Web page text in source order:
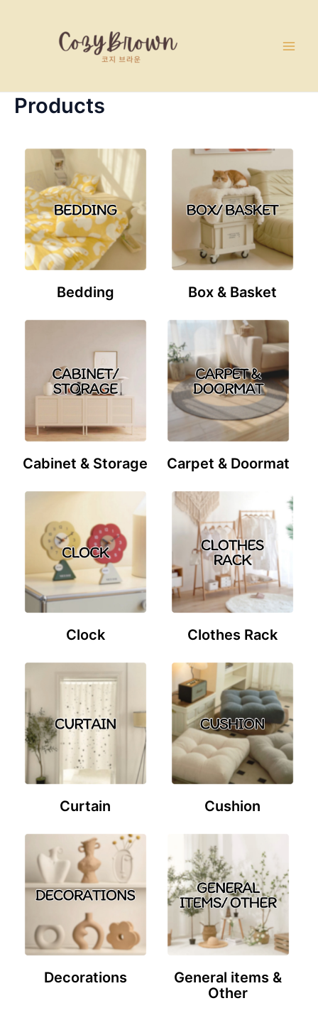
Products
Bedding Box & Basket
Cabinet & Storage Carpet & Doormat
Clock Clothes Rack
Curtain Cushion
Decorations
General items &
Other